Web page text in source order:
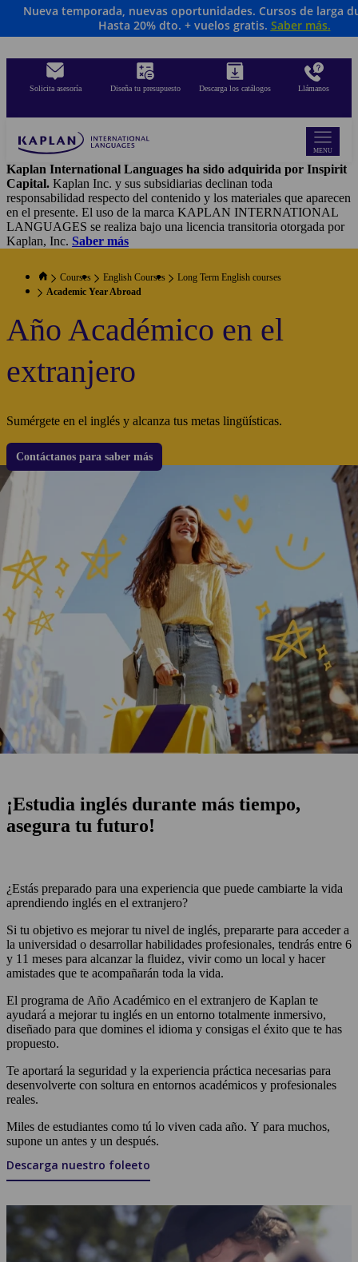
Skip
content
Solicita asesoría Diseña tu presupuesto Descarga los catálogos Llámanos
MENU
Kaplan International Languages ha sido adquirida por Inspirit
Capital. Kaplan Inc. y sus subsidiarias declinan toda
responsabilidad respecto del contenido y los materiales que aparecen
en el presente. El uso de la marca KAPLAN INTERNATIONAL
LANGUAGES se realiza bajo una licencia transitoria otorgada por
Kaplan, Inc. Saber más
Nueva temporada, nuevas oportunidades. Cursos de larga
Hasta 20% dto. + vuelos gratis. Saber más.
Courses English Courses
Long Term English courses
Academic Year Abroad
Año Académico en el
extranjero
Sumérgete en el inglés y alcanza tus metas lingüísticas.
Contáctanos para saber más
¡Estudia inglés durante más tiempo,
asegura tu futuro!
¿Estás preparado para una experiencia que puede cambiarte la vida
aprendiendo inglés en el extranjero?
Si tu objetivo es mejorar tu nivel de inglés, prepararte para acceder a
la universidad o desarrollar habilidades profesionales, tendrás entre 6
y 11 meses para alcanzar la fluidez, vivir como un local y hacer
amistades que te acompañarán toda la vida.
El programa de Año Académico en el extranjero de Kaplan te
ayudará a mejorar tu inglés en un entorno totalmente inmersivo,
diseñado para que domines el idioma y consigas el éxito que te has
propuesto.
Te aportará la seguridad y la experiencia práctica necesarias para
desenvolverte con soltura en entornos académicos y profesionales
reales.
Miles de estudiantes como tú lo viven cada año. Y para muchos,
supone un antes y un después.
Descarga nuestro foleeto